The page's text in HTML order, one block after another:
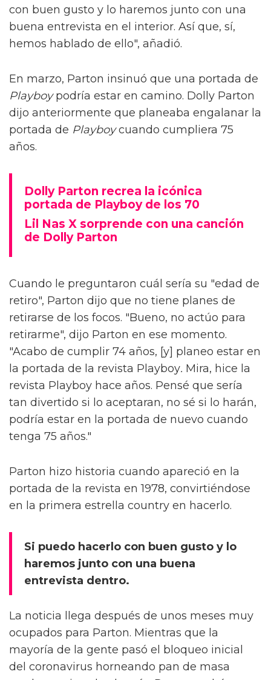
con buen gusto y lo haremos junto con una
buena entrevista en el interior. Así que, sí,
hemos hablado de ello", añadió.
En marzo, Parton insinuó que una portada de
Playboypodría estar en camino. Dolly Parton
dijo anteriormente que planeaba engalanar la
portada de Playboycuando cumpliera 75
años.
Dolly Parton recrea la icónica
portada de Playboy de los 70
Lil Nas X sorprende con una canción
de Dolly Parton
Cuando le preguntaron cuál sería su "edad de
retiro", Parton dijo que no tiene planes de
retirarse de los focos. "Bueno, no actúo para
retirarme", dijo Parton en ese momento.
"Acabo de cumplir 74 años, [y] planeo estar en
la portada de la revista Playboy. Mira, hice la
revista Playboy hace años. Pensé que sería
tan divertido si lo aceptaran, no sé si lo harán,
podría estar en la portada de nuevo cuando
tenga 75 años."
Parton hizo historia cuando apareció en la
portada de la revista en 1978, convirtiéndose
en la primera estrella country en hacerlo.
Si puedo hacerlo con buen gusto y lo
haremos junto con una buena
entrevista dentro.
La noticia llega después de unos meses muy
ocupados para Parton. Mientras que la
mayoría de la gente pasó el bloqueo inicial
del coronavirus horneando pan de masa